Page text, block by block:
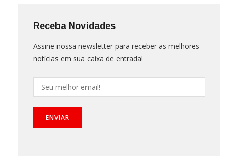
Receba Novidades
Assine nossa newsletter para receber as melhores
notícias em sua caixa de entrada!